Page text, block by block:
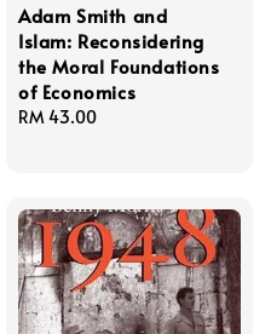
Adam Smith and
Islam: Reconsidering
the Moral Foundations
of Economics
Regular
RM 43.00